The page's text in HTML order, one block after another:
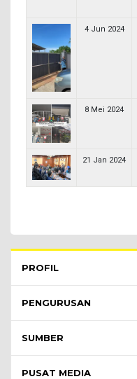
4 Jun 2024
8 Mei 2024
21 Jan 2024
PROFIL
PENGURUSAN
SUMBER
PUSAT MEDIA